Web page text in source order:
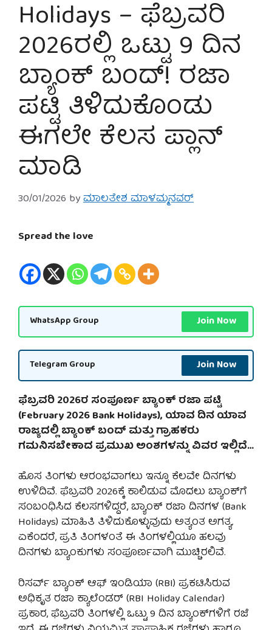
Holidays – ಫೆಬ್ರವರಿ
2026ರಲ್ಲಿ ಒಟ್ಟು 9 ದಿನ
ಬ್ಯಾಂಕ್ ಬಂದ್! ರಜಾ
ಪಟ್ಟಿ ತಿಳಿದುಕೊಂಡು
ಈಗಲೇ ಕೆಲಸ ಪ್ಲಾನ್
ಮಾಡಿ
30/01/2026 byಮಾಲತೇಶ ಮಾಳಮ್ಮನವರ್
Spread the love
WhatsApp Group Join Now
Telegram Group Join Now
ಫೆಬ್ರವರಿ 2026ರ ಸಂಪೂರ್ಣ ಬ್ಯಾಂಕ್ ರಜಾ ಪಟ್ಟಿ
(February 2026 Bank Holidays), ಯಾವ ದಿನ ಯಾವ
ರಾಜ್ಯದಲ್ಲಿ ಬ್ಯಾಂಕ್ ಬಂದ್ ಮತ್ತು ಗ್ರಾಹಕರು
ಗಮನಿಸಬೇಕಾದ ಪ್ರಮುಖ ಅಂಶಗಳನ್ನು ವಿವರ ಇಲ್ಲಿದೆ…
ಹೊಸ ತಿಂಗಳು ಆರಂಭವಾಗಲು ಇನ್ನೂ ಕೆಲವೇ ದಿನಗಳು
ಉಳಿದಿವೆ. ಫೆಬ್ರವರಿ 2026ಕ್ಕೆ ಕಾಲಿಡುವ ಮೊದಲು ಬ್ಯಾಂಕ್‌ಗೆ
ಸಂಬಂಧಿಸಿದ ಕೆಲಸಗಳಿದ್ದರೆ, ಬ್ಯಾಂಕ್ ರಜಾ ದಿನಗಳ (Bank
Holidays) ಮಾಹಿತಿ ತಿಳಿದುಕೊಳ್ಳುವುದು ಅತ್ಯಂತ ಅಗತ್ಯ.
ಏಕೆಂದರೆ, ಪ್ರತಿ ತಿಂಗಳಂತೆ ಈ ತಿಂಗಳಲ್ಲಿಯೂ ಹಲವು
ದಿನಗಳು ಬ್ಯಾಂಕುಗಳು ಸಂಪೂರ್ಣವಾಗಿ ಮುಚ್ಚಿರಲಿವೆ.
ರಿಸರ್ವ್ ಬ್ಯಾಂಕ್ ಆಫ್ ಇಂಡಿಯಾ (RBI) ಪ್ರಕಟಿಸಿರುವ
ಅಧಿಕೃತ ರಜಾ ಕ್ಯಾಲೆಂಡರ್ (RBI Holiday Calendar)
ಪ್ರಕಾರ, ಫೆಬ್ರವರಿ ತಿಂಗಳಲ್ಲಿ ಒಟ್ಟು 9 ದಿನ ಬ್ಯಾಂಕ್‌ಗಳಿಗೆ ರಜೆ